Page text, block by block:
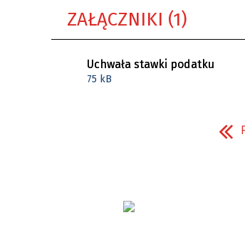
ZAŁĄCZNIKI (1)
Uchwała stawki podatku
75 kB